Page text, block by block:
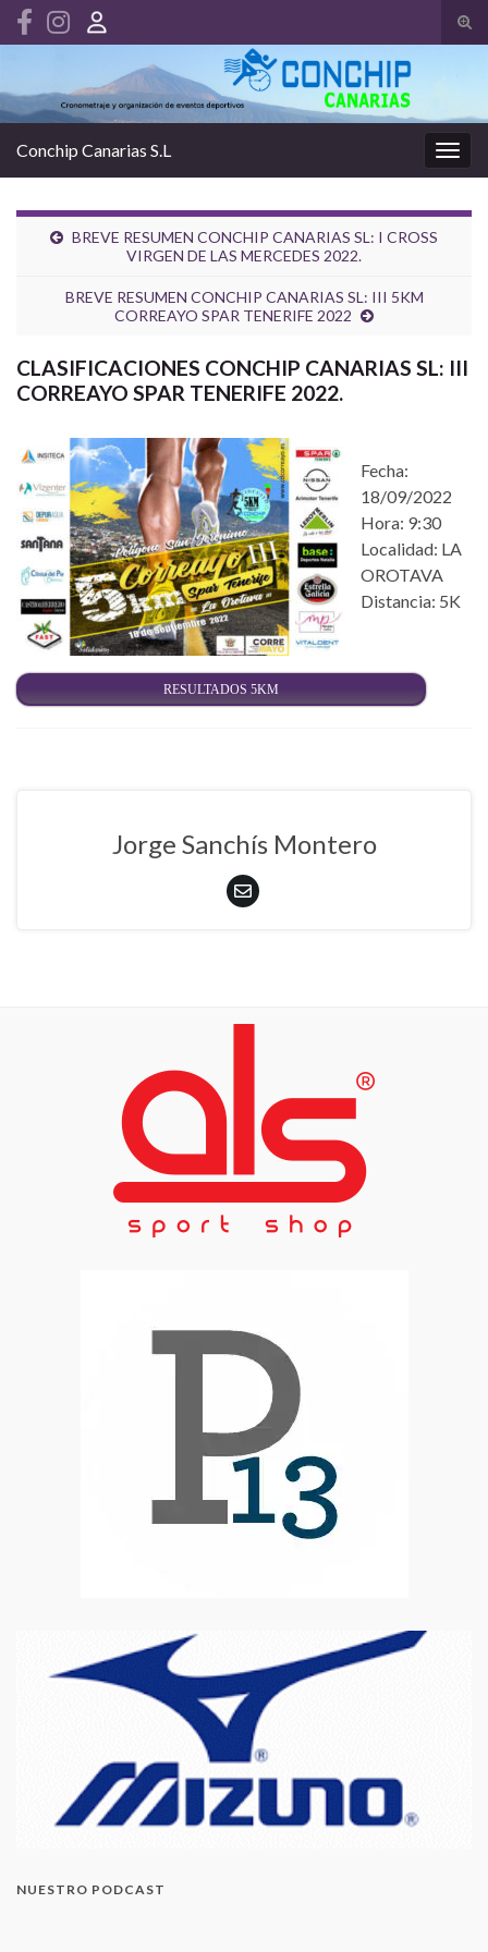
el
Search for:
la
Conchip Canarias S.L
BREVE RESUMEN CONCHIP CANARIAS SL: I CROSS
VIRGEN DE LAS MERCEDES 2022.
BREVE RESUMEN CONCHIP CANARIAS SL: III 5KM
CORREAYO SPAR TENERIFE 2022
CLASIFICACIONES CONCHIP CANARIAS SL: III
CORREAYO SPAR TENERIFE 2022.
Fecha:
18/09/2022
Hora: 9:30
Localidad: LA
OROTAVA
Distancia: 5K
RESULTADOS 5KM
Jorge Sanchís Montero
NUESTRO PODCAST